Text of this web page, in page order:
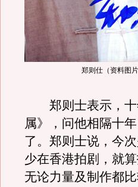
郑则仕（资料图片
郑则士表示，十
属》，问他相隔十
了。郑则士说，今
少在香港拍剧，就
无论力量及制作都比